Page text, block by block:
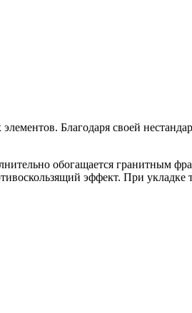
Благодаря своей
обогащается гранитным
эффект. При укладке